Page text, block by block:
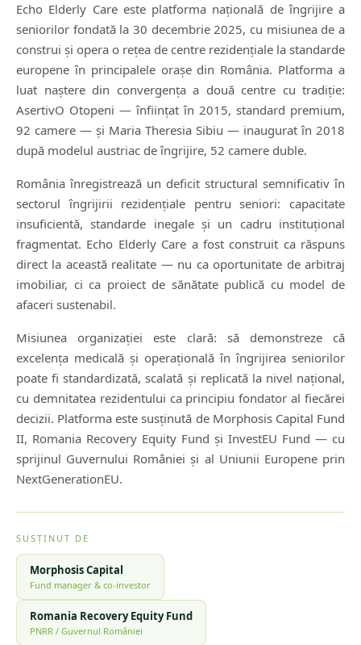
Echo Elderly Care este platforma națională de îngrijire a
seniorilor fondată la 30 decembrie 2025, cu misiunea de a
construi și opera o rețea de centre rezidențiale la standarde
europene în principalele orașe din România. Platforma a
luat naștere din convergența a două centre cu tradiție:
AsertivO Otopeni — înființat în 2015, standard premium,
92 camere — și Maria Theresia Sibiu — inaugurat în 2018
după modelul austriac de îngrijire, 52 camere duble.
România înregistrează un deficit structural semnificativ în
sectorul îngrijirii rezidențiale pentru seniori: capacitate
insuficientă, standarde inegale și un cadru instituțional
fragmentat. Echo Elderly Care a fost construit ca răspuns
direct la această realitate — nu ca oportunitate de arbitraj
imobiliar, ci ca proiect de sănătate publică cu model de
afaceri sustenabil.
Misiunea organizației este clară: să demonstreze că
excelența medicală și operațională în îngrijirea seniorilor
poate fi standardizată, scalată și replicată la nivel național,
cu demnitatea rezidentului ca principiu fondator al fiecărei
decizii. Platforma este susținută de Morphosis Capital Fund
II, Romania Recovery Equity Fund și InvestEU Fund — cu
sprijinul Guvernului României și al Uniunii Europene prin
NextGenerationEU.
SUSȚINUT DE
Morphosis Capital
Fund manager & co-investor
Romania Recovery Equity Fund
PNRR / Guvernul României